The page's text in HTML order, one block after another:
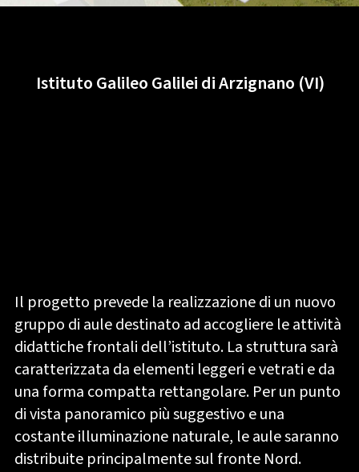
Istituto Galileo Galilei di Arzignano (VI)
Il progetto prevede la realizzazione di un nuovo
gruppo di aule destinato ad accogliere le attività
didattiche frontali dell’istituto. La struttura sarà
caratterizzata da elementi leggeri e vetrati e da
una forma compatta rettangolare. Per un punto
di vista panoramico più suggestivo e una
costante illuminazione naturale, le aule saranno
distribuite principalmente sul fronte Nord.